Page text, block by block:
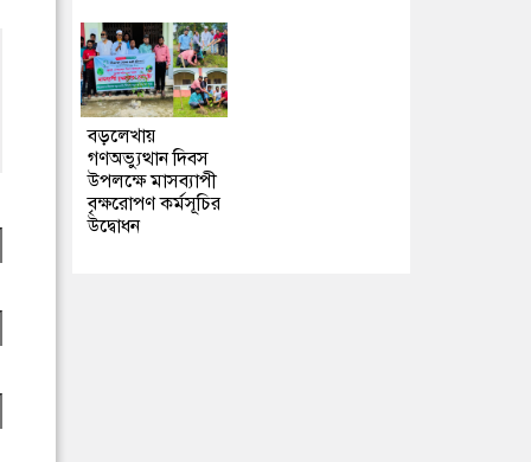
বড়লেখায়
গণঅভ্যুত্থান দিবস
উপলক্ষে মাসব্যাপী
বৃক্ষরোপণ কর্মসূচির
উদ্বোধন